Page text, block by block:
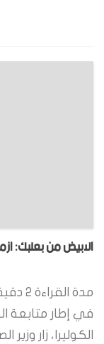
الابيض من بعلبك:
مدة القراءة 2
في إطار متابعة
الكوليرا، زار